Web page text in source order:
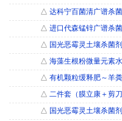
△ 达科宁百菌清广谱杀
△ 进口代森锰锌广谱杀
△ 国光恶霉灵土壤杀菌
△ 海藻生根粉微量元素
△ 有机颗粒缓释肥～羊
△ 二件套（膜立康＋剪
△ 国光恶霉灵土壤杀菌